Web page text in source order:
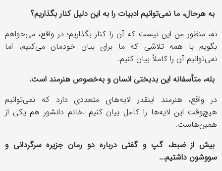
به هرحال، ما نمیتوانیم ادبیات را به این دلیل کنار بگذاریم؟
نه، منظور من این نیست که آن را کنار بگذاریم؛ در واقع، میخواهم
بگویم با همه تلاشی که ما برای بیان خودمان میکنیم، اما
نمیتوانیم آن را کاملاً بیان کنيم.
بله، متأسفانه این بدبختی انسان و بهخصوص هنرمند است.
در واقع، هنرمند اینقدر لایههای متعددی دارد که نمیتوانیم
هیچوقت این لایهها را کامل بیان کنیم .خانم دانشور هم یکی از
همینهاست.
بیش از ضبط، گپ و گفتی دربارۀ دو رمان جزیره سرگردانی و
سووشون داشتیم...